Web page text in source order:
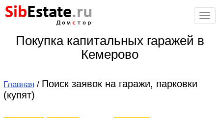
SibEstate.ru
стор
Покупка капитальных гаражей в
Кемерово
Главная / Поиск заявок на гаражи, парковки
(купят)